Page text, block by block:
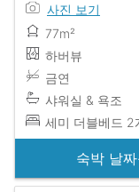
사진 보기
77m²
하버뷰
금연
샤워실 & 욕조
세미 더블베드 2
숙박 날